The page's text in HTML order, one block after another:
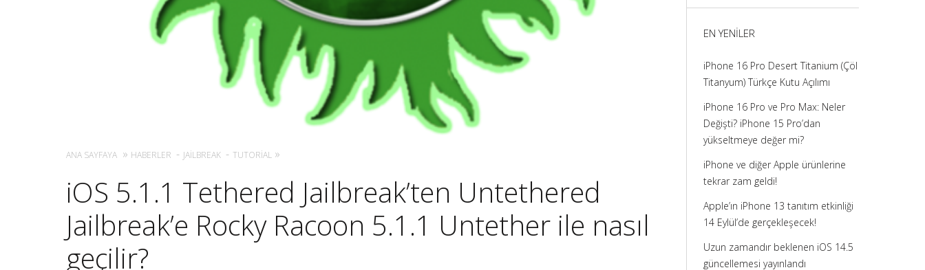
ANA SAYFAYA HABERLER JAILBREAK TUTORIAL
iOS 5.1.1 Tethered Jailbreak’ten Untethered
Jailbreak’e Rocky Racoon 5.1.1 Untether ile nasıl
geçilir?
profiliniprofiliniprofiliniprofilini
EN YENILER
iPhone 16 Pro Desert Titanium (Çöl
Titanyum) Türkçe Kutu Açılımı
iPhone 16 Pro ve Pro Max: Neler
Değişti? iPhone 15 Pro’dan
yükseltmeye değer mi?
iPhone ve diğer Apple ürünlerine
tekrar zam geldi!
Apple’ın iPhone 13 tanıtım etkinliği
14 Eylül’de gerçekleşecek!
Uzun zamandır beklenen iOS 14.5
güncellemesi yayınlandı